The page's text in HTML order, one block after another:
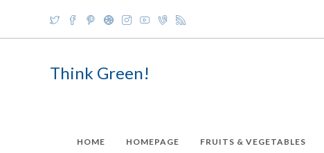
content
Think Green!
HOME HOMEPAGE FRUITS & VEGETABLES